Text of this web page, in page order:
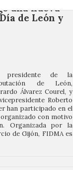
Roberto
han participado en el
con motivo
Organizada por la
de Gijón, FIDMA es